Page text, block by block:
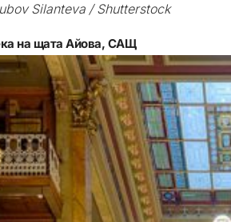
Silanteva / Shutterstock
на щата Айова, САЩ